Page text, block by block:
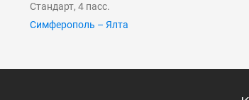
Стандарт, 4 пасс.
Симферополь – Ялта